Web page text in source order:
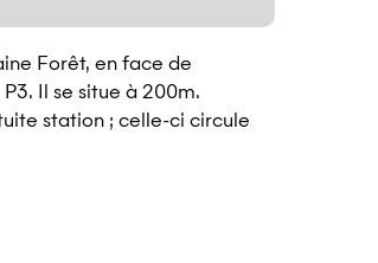
Forêt, en face de
Il se situe à 200m.
station ; celle-ci circule